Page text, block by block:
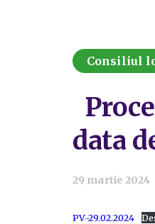
Consiliul
data
29 martie 2024
PV-29.02.2024